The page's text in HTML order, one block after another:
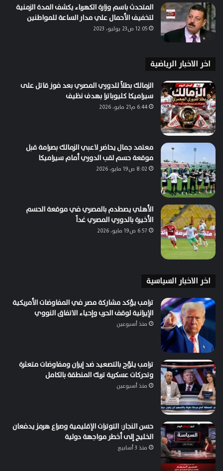
المتحدث باسم وزارة الكهرباء يكشف المدة الزمنية
لتخفيف الأحمال علي مدار الساعة للمواطنين
12:05 ص23 يوليو، 2023
اخر الاخبار الرياضية
الزمالك بطلاً للدوري المصري بعد فوز قاتل على
سيراميكا كليوباترا بهدف نظيف
6:44 م21 مايو، 2026
معتمد جمال يحاضر لاعبي الزمالك بصرامة قبل
موقعة حسم لقب الدوري أمام سيراميكا
8:02 ص19 مايو، 2026
الأهلي يصطدم بالمصري في موقعة الحسم
الأخيرة بالدوري المصري غداً
6:57 ص19 مايو، 2026
اخر الاخبار السياسية
ترامب يؤكد مشاركة مصر في المفاوضات الأمريكية
الإيرانية لوقف الحرب وإحياء الاتفاق النووي
منذ أسبوعين
ترامب يلوّح بالتصعيد ضد إيران ومفاوضات متعثرة
وتحركات عسكرية تربك المنطقة بالكامل
منذ أسبوعين
حسن النجار: التوترات الإقليمية وصراع هرمز يدفعان
الخليج إلى أخطر مواجهة دولية
منذ 3 أسابيع